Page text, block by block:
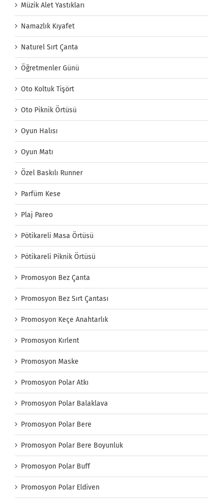
Müzik Alet Yastıkları
Namazlık Kıyafet
Naturel Sırt Çanta
Öğretmenler Günü
Oto Koltuk Tişört
Oto Piknik Örtüsü
Oyun Halısı
Oyun Matı
Özel Baskılı Runner
Parfüm Kese
Plaj Pareo
Pötikareli Masa Örtüsü
Pötikareli Piknik Örtüsü
Promosyon Bez Çanta
Promosyon Bez Sırt Çantası
Promosyon Keçe Anahtarlık
Promosyon Kırlent
Promosyon Maske
Promosyon Polar Atkı
Promosyon Polar Balaklava
Promosyon Polar Bere
Promosyon Polar Bere Boyunluk
Promosyon Polar Buff
Promosyon Polar Eldiven